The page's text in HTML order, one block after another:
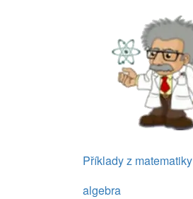
Příklady z matematiky
algebra